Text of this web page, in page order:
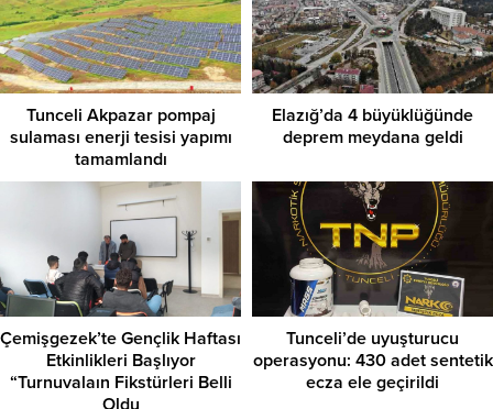
Tunceli Akpazar pompaj
sulaması enerji tesisi yapımı
tamamlandı
Elazığ’da 4 büyüklüğünde
deprem meydana geldi
Çemişgezek’te Gençlik Haftası
Etkinlikleri Başlıyor
“Turnuvalaın Fikstürleri Belli
Oldu
Tunceli’de uyuşturucu
operasyonu: 430 adet sentetik
ecza ele geçirildi